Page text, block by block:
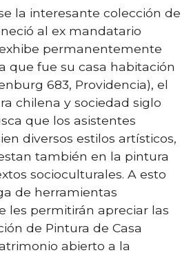
la interesante colección de
al ex mandatario
permanentemente
que fue su casa habitación
683, Providencia), el
chilena y sociedad siglo
que los asistentes
diversos estilos artísticos,
también en la pintura
socioculturales. A esto
de herramientas
les permitirán apreciar las
de Pintura de Casa
abierto a la